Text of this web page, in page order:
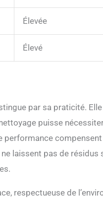
Élevée
Élevé
par sa praticité.
puisse
laissent pas de résidus
respectueuse de